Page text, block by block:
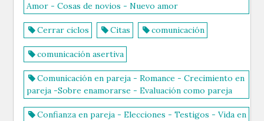
Amor - Cosas de novios - Nuevo amor
Cerrar ciclos Citas comunicación
comunicación asertiva
Comunicación en pareja - Romance - Crecimiento en
pareja -Sobre enamorarse - Evaluación como pareja
Confianza en pareja - Elecciones - Testigos - Vida en